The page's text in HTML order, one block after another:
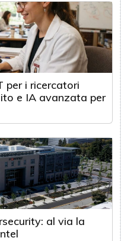
per i ricercatori
e IA avanzata per
al via la